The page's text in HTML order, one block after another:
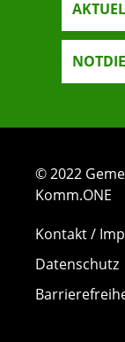
© 2022
Komm.ONE
Kontakt /
Datenschutz